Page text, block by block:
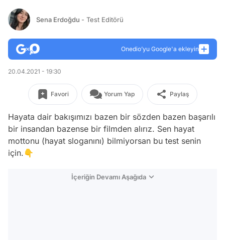
Sena Erdoğdu - Test Editörü
Onedio’yu Google'a ekleyin
20.04.2021 - 19:30
Favori Yorum Yap Paylaş
Hayata dair bakışımızı bazen bir sözden bazen başarılı
bir insandan bazense bir filmden alırız. Sen hayat
mottonu (hayat sloganını) bilmiyorsan bu test senin
için.👇
İçeriğin Devamı Aşağıda